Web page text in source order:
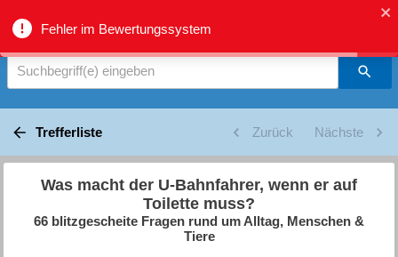
Fehler im Bewertungssystem
biblio.gr - Suche
Suchbegriff(e) eingeben
Trefferliste Zurück Nächste
Was macht der U-Bahnfahrer, wenn er auf
Toilette muss?
66 blitzgescheite Fragen rund um Alltag, Menschen &
Tiere